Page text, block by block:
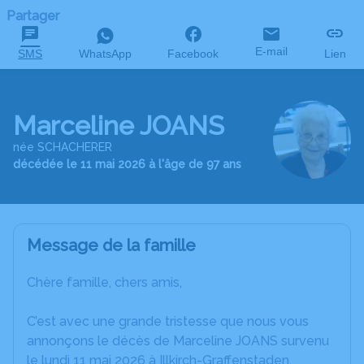
Partager
SMS WhatsApp Facebook E-mail Lien
Marceline JOANS
née SCHACHERER
décédée le 11 mai 2026 à l'âge de 97 ans
Message de la famille
Chère famille, chers amis,
C’est avec une grande tristesse que nous vous
annonçons le décès de Marceline JOANS survenu
le lundi 11 mai 2026 à Illkirch-Graffenstaden.